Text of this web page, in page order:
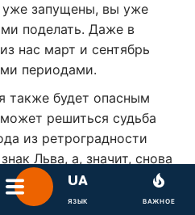
уже запущены, вы уже
поделать. Даже в
нас март и сентябрь
периодами.
также будет опасным
решиться судьба
из ретроградности
Льва, а, значит, снова
Плутона. В это
ссору двух этих
ЯЗЫК ВАЖНОЕ